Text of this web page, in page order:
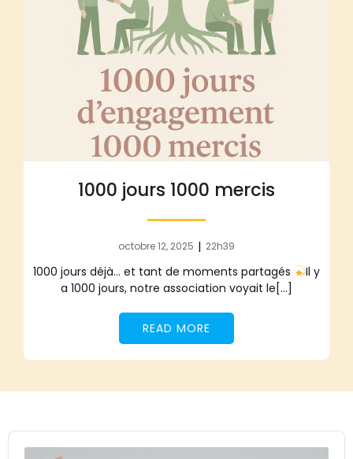
1000 jours 1000 mercis
octobre 12, 2025 | 22h39
1000 jours déjà… et tant de moments partagés
Il y
a 1000 jours, notre association voyait le[…]
READ MORE
Audio
Player